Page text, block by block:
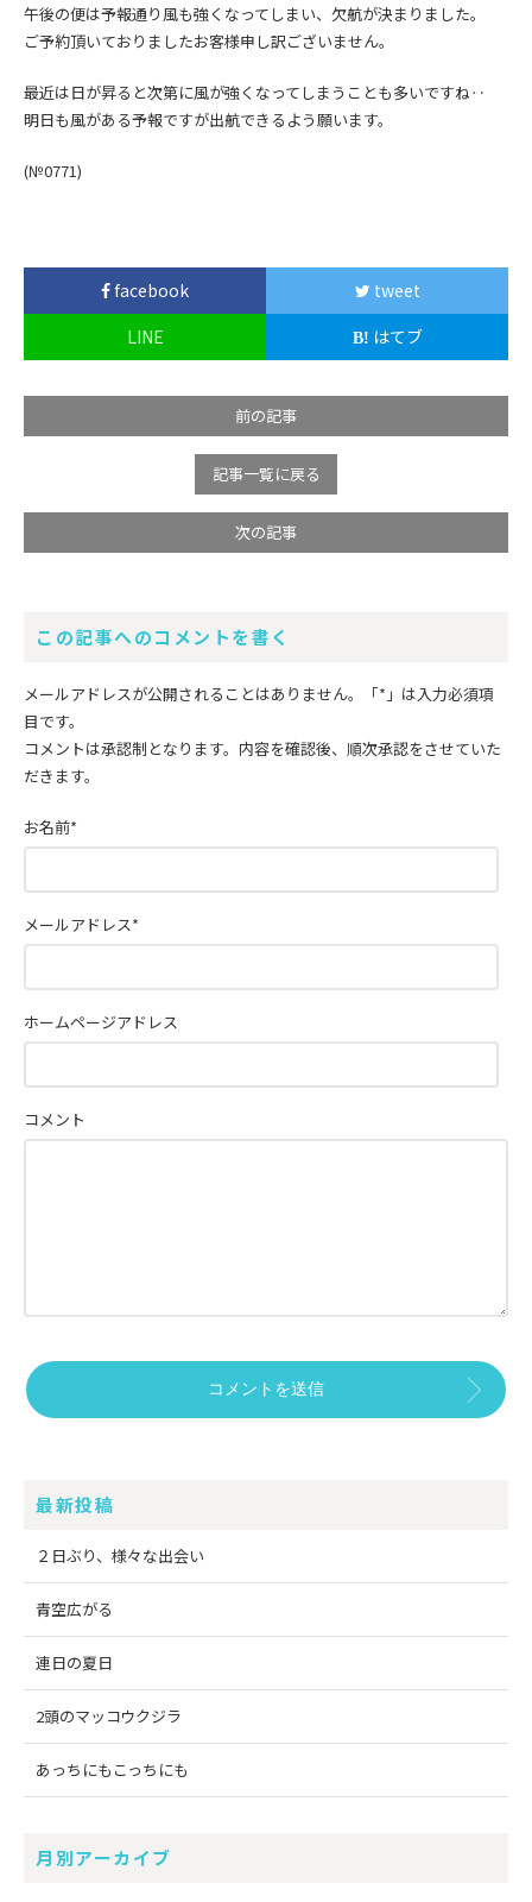
午後の便は予報通り風も強くなってしまい、欠航が決まりました。
ご予約頂いておりましたお客様申し訳ございません。
最近は日が昇ると次第に風が強くなってしまうことも多いですね‥
明日も風がある予報ですが出航できるよう願います。
(№0771)
facebook
tweet
LINE
はてブ
前の記事
記事一覧に戻る
次の記事
この記事へのコメントを書く
メールアドレスが公開されることはありません。 「*」 は入力必須項
目です。
コメントは承認制となります。内容を確認後、順次承認をさせていた
だきます。
コメント
お名前*
メールアドレス*
ホームページアドレス
最新投稿
２日ぶり、様々な出会い
青空広がる
連日の夏日
2頭のマッコウクジラ
あっちにもこっちにも
月別アーカイブ